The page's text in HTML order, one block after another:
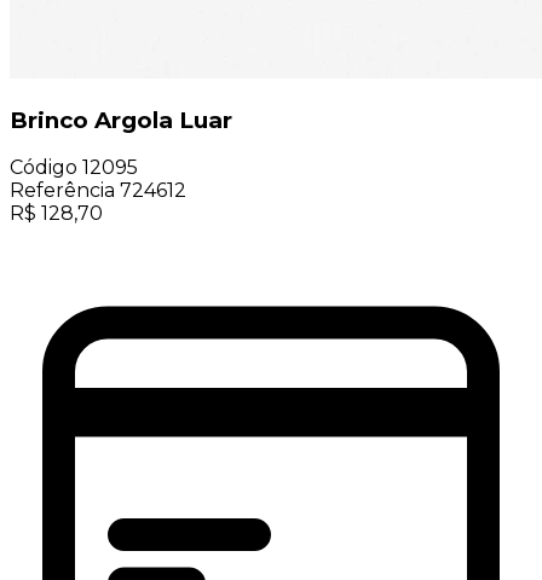
Brinco Argola Luar
Código 12095
Referência 724612
R$ 128,70